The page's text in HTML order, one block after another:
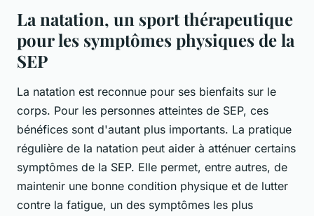
La natation, un sport thérapeutique
pour les symptômes physiques de la
SEP
La natation est reconnue pour ses bienfaits sur le
corps. Pour les personnes atteintes de SEP, ces
bénéfices sont d'autant plus importants. La pratique
régulière de la natation peut aider à atténuer certains
symptômes de la SEP. Elle permet, entre autres, de
maintenir une bonne condition physique et de lutter
contre la fatigue, un des symptômes les plus